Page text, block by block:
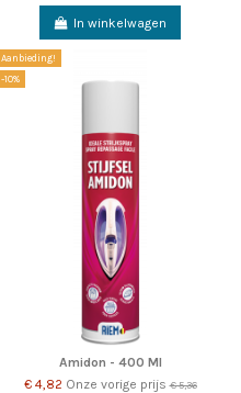
In winkelwagen
Aanbieding!
-10%
Amidon - 400 Ml
€ 4,82 Onze vorige prijs€ 5,36